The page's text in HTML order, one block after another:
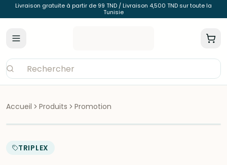
Livraison gratuite à partir de 99 TND / Livraison 4,500 TND sur toute la
Tunisie
Accueil Produits Promotion
TRIPLEX